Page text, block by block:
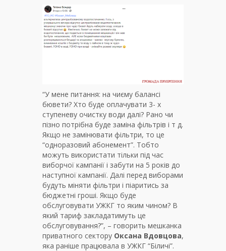
“У мене питання: на чиєму балансі
бювети? Хто буде оплачувати 3- х
ступеневу очистку води далі? Рано чи
пізно потрібна буде заміна фільтрів і т д.
Якщо не замінювати фільтри, то це
“одноразовий абонемент”. Тобто
можуть використати тільки під час
виборчої кампанії і забути на 5 років до
наступної кампанії. Далі перед виборами
будуть міняти фільтри і піаритись за
бюджетні гроші. Якщо буде
обслуговувати УЖКГ то яким чином? В
який тариф закладатимуть це
обслуговування?”, – говорить мешканка
приватного сектору Оксана Вдовцова,
яка раніше працювала в УЖКГ “Біличі”.